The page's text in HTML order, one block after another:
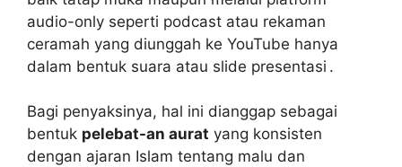
audio-only seperti podcast atau rekaman
ceramah yang diunggah ke YouTube hanya
dalam bentuk suara atau slide presentasi .
Bagi penyaksinya, hal ini dianggap sebagai
bentuk pelebat-an aurat yang konsisten
dengan ajaran Islam tentang malu dan